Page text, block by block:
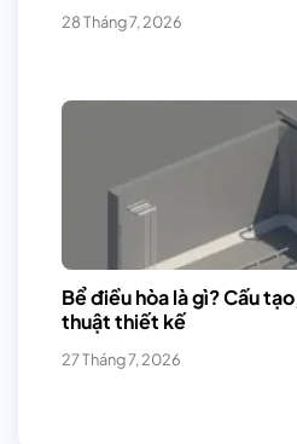
28 Tháng 7, 2026
Bể điều hòa là gì? Cấu
thuật thiết kế
27 Tháng 7, 2026